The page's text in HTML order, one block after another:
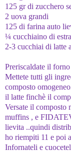
125 gr di zucchero
2 uova grandi
125 di farina auto
¼ cucchiaino di
2-3 cucchiai di latte
Preriscaldate il
Mettete tutti gli
composto
il latte finchè il
Versate il composto
muffins , e
lievita ..quindi
ho riempiti 11 e poi
Infornateli e